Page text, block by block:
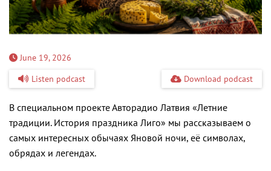
June 19, 2026
Listen podcast
Download podcast
В специальном проекте Авторадио Латвия «Летние
традиции. История праздника Лиго» мы рассказываем о
самых интересных обычаях Яновой ночи, её символах,
обрядах и легендах.